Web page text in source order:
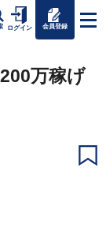
ログイン 会員登録
万稼げ